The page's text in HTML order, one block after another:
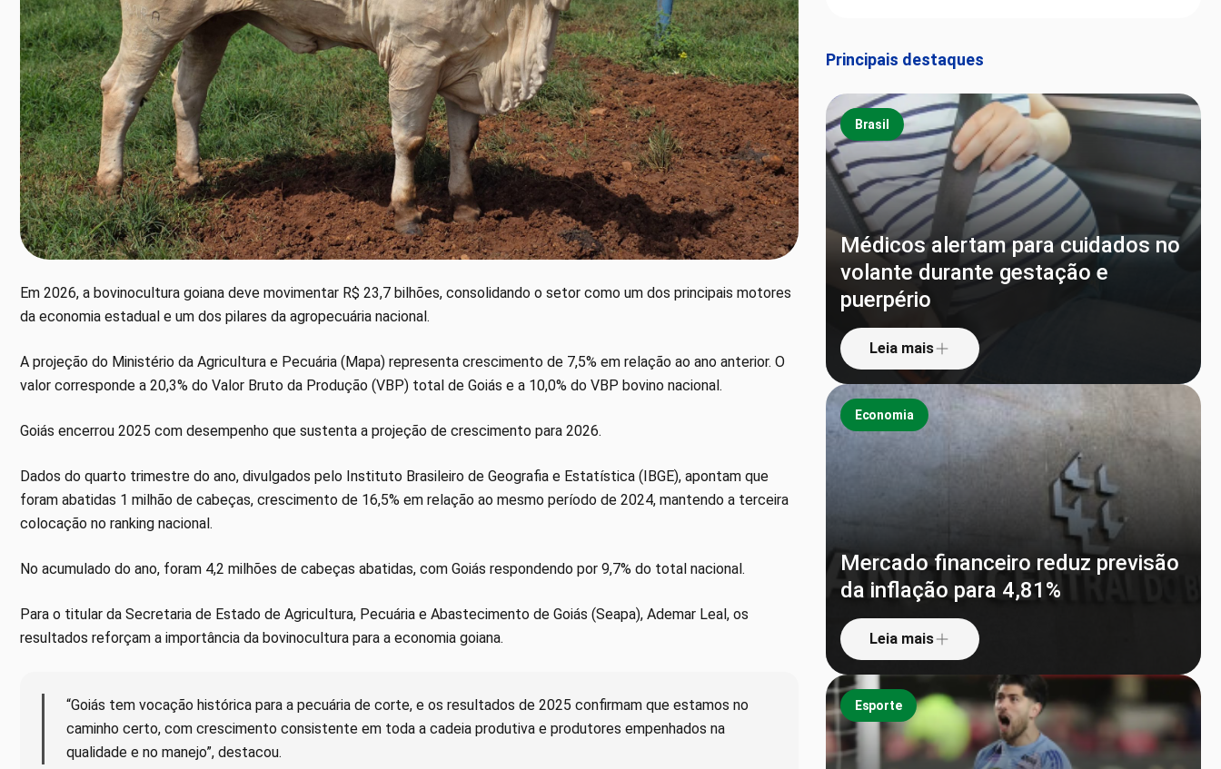
Em 2026, a bovinocultura goiana deve movimentar R$ 23,7 bilhões, consolidando o setor como um dos principais motores
da economia estadual e um dos pilares da agropecuária nacional.
A projeção do Ministério da Agricultura e Pecuária (Mapa) representa crescimento de 7,5% em relação ao ano anterior. O
valor corresponde a 20,3% do Valor Bruto da Produção (VBP) total de Goiás e a 10,0% do VBP bovino nacional.
Goiás encerrou 2025 com desempenho que sustenta a projeção de crescimento para 2026.
Dados do quarto trimestre do ano, divulgados pelo Instituto Brasileiro de Geografia e Estatística (IBGE), apontam que
foram abatidas 1 milhão de cabeças, crescimento de 16,5% em relação ao mesmo período de 2024, mantendo a terceira
colocação no ranking nacional.
No acumulado do ano, foram 4,2 milhões de cabeças abatidas, com Goiás respondendo por 9,7% do total nacional.
Para o titular da Secretaria de Estado de Agricultura, Pecuária e Abastecimento de Goiás (Seapa), Ademar Leal, os
resultados reforçam a importância da bovinocultura para a economia goiana.
“Goiás tem vocação histórica para a pecuária de corte, e os resultados de 2025 confirmam que estamos no
caminho certo, com crescimento consistente em toda a cadeia produtiva e produtores empenhados na
qualidade e no manejo”, destacou.
Principais destaques
Brasil
Médicos alertam para cuidados no
volante durante gestação e
puerpério
Leia mais
Economia
Mercado financeiro reduz previsão
da inflação para 4,81%
Leia mais
Esporte